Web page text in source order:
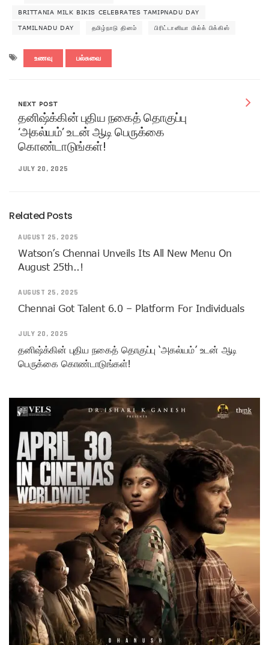
BRITTANIA MILK BIKIS CELEBRATES TAMIPNADU DAY
TAMILNADU DAY தமிழ்நாடு தினம் பிரிட்டானியா மில்க் பிக்கிஸ்
உணவு பல்சுவை
NEXT POST
தனிஷ்க்கின் புதிய நகைத் தொகுப்பு
‘அகல்யம்’ உடன் ஆடி பெருக்கை
கொண்டாடுங்கள்!
JULY 20, 2025
Related Posts
AUGUST 25, 2025
Watson’s Chennai Unveils Its All New Menu On
August 25th..!
AUGUST 25, 2025
Chennai Got Talent 6.0 – Platform For Individuals
JULY 20, 2025
தனிஷ்க்கின் புதிய நகைத் தொகுப்பு ‘அகல்யம்’ உடன் ஆடி
பெருக்கை கொண்டாடுங்கள்!